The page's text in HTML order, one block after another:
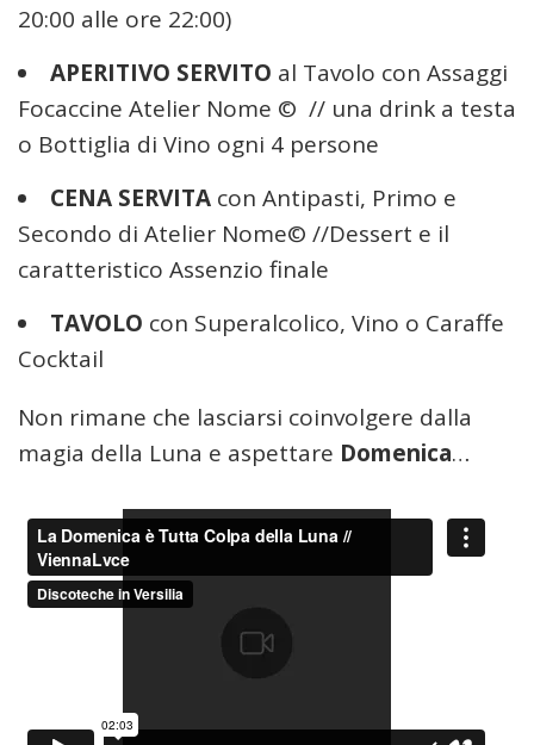
20:00 alle ore 22:00)
APERITIVO SERVITO al Tavolo con Assaggi
Focaccine Atelier Nome © // una drink a testa
o Bottiglia di Vino ogni 4 persone
CENA SERVITA con Antipasti, Primo e
Secondo di Atelier Nome© //Dessert e il
caratteristico Assenzio finale
TAVOLO con Superalcolico, Vino o Caraffe
Cocktail
Non rimane che lasciarsi coinvolgere dalla
magia della Luna e aspettare Domenica…